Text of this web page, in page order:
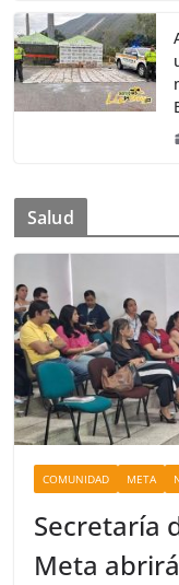
Salud
COMUNIDAD META
Secretaría
Meta